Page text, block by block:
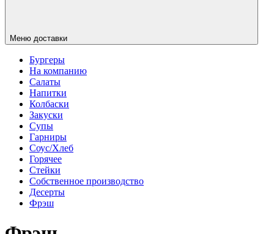
Меню доставки
Бургеры
На компанию
Салаты
Напитки
Колбаски
Закуски
Супы
Гарниры
Соус/Хлеб
Горячее
Стейки
Собственное производство
Десерты
Фрэш